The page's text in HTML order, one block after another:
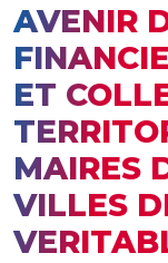
AVENIR
ET
MAIRES
VILLES